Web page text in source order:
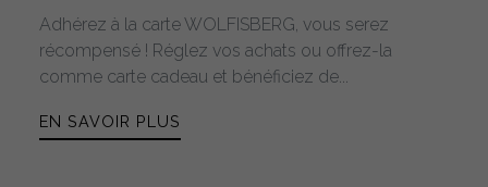
Adhérez à la carte WOLFISBERG, vous serez
récompensé ! Réglez vos achats ou offrez-la
comme carte cadeau et bénéficiez de...
EN SAVOIR PLUS